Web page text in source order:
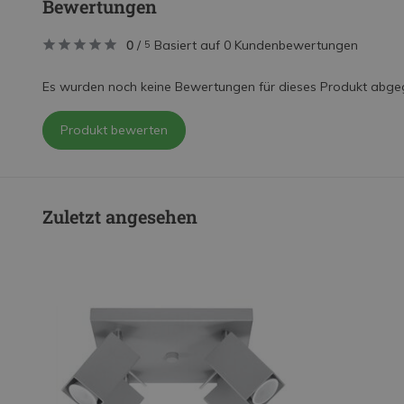
Bewertungen
0 / 5 Basiert auf 0 Kundenbewertungen
Es wurden noch keine Bewertungen für dieses Produkt
Produkt bewerten
Zuletzt angesehen